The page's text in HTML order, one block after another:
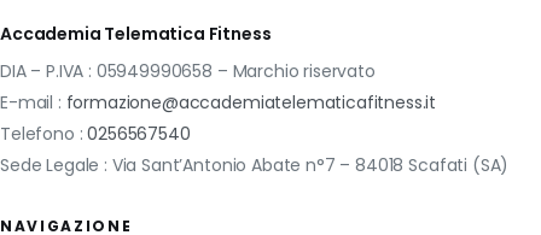
Accademia Telematica Fitness
DIA – P.IVA : 05949990658 – Marchio riservato
E-mail : formazione@accademiatelematicafitness.it
Telefono :0256567540
Sede Legale : Via Sant’Antonio Abate n°7 – 84018 Scafati (SA)
NAVIGAZIONE